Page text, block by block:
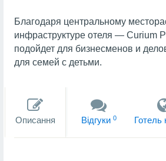
Благодаря центральному
инфраструктуре отеля — Curium
подойдет для бизнесменов и
для семей с детьми.
Описання Вiдгуки 0 Готель